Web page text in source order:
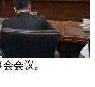
会议。